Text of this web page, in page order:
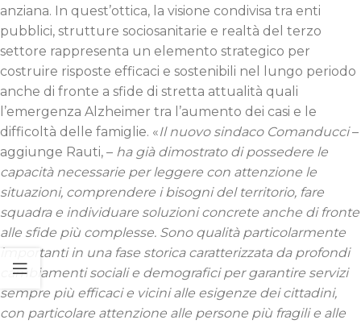
anziana. In quest’ottica, la visione condivisa tra enti
pubblici, strutture sociosanitarie e realtà del terzo
settore rappresenta un elemento strategico per
costruire risposte efficaci e sostenibili nel lungo periodo
anche di fronte a sfide di stretta attualità quali
l’emergenza Alzheimer tra l’aumento dei casi e le
difficoltà delle famiglie. «Il nuovo sindaco Comanducci–
aggiunge Rauti, – ha già dimostrato di possedere le
capacità necessarie per leggere con attenzione le
situazioni, comprendere i bisogni del territorio, fare
squadra e individuare soluzioni concrete anche di fronte
alle sfide più complesse. Sono qualità particolarmente
importanti in una fase storica caratterizzata da profondi
cambiamenti sociali e demografici per garantire servizi
sempre più efficaci e vicini alle esigenze dei cittadini,
con particolare attenzione alle persone più fragili e alle